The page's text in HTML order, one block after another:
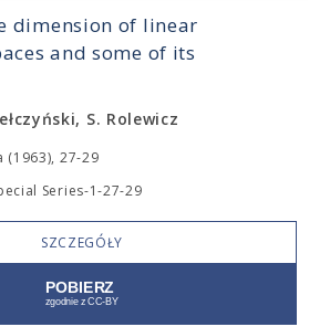
dimension of linear
and some of its
S. Rolewicz
(1963), 27-29
Series-1-27-29
SZCZEGÓŁY